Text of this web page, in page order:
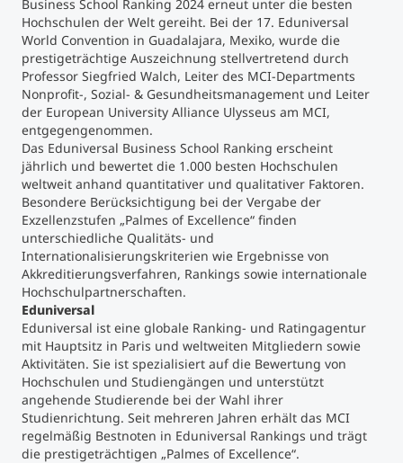
Technische Weiterbildung
Maßgeschneiderte Programme
Studienberatung
Executive Education Finder
Business School Ranking 2024 erneut unter die besten
Hochschulen der Welt gereiht. Bei der 17. Eduniversal
World Convention in Guadalajara, Mexiko, wurde die
prestigeträchtige Auszeichnung stellvertretend durch
Professor Siegfried Walch, Leiter des MCI-Departments
Nonprofit-, Sozial- & Gesundheitsmanagement und Leiter
der European University Alliance Ulysseus am MCI,
entgegengenommen.
Das Eduniversal Business School Ranking erscheint
jährlich und bewertet die 1.000 besten Hochschulen
weltweit anhand quantitativer und qualitativer Faktoren.
Besondere Berücksichtigung bei der Vergabe der
Exzellenzstufen „Palmes of Excellence“ finden
unterschiedliche Qualitäts- und
Internationalisierungskriterien wie Ergebnisse von
Akkreditierungsverfahren, Rankings sowie internationale
Hochschulpartnerschaften.
Eduniversal
Eduniversal ist eine globale Ranking- und Ratingagentur
mit Hauptsitz in Paris und weltweiten Mitgliedern sowie
Aktivitäten. Sie ist spezialisiert auf die Bewertung von
Hochschulen und Studiengängen und unterstützt
angehende Studierende bei der Wahl ihrer
Studienrichtung. Seit mehreren Jahren erhält das MCI
regelmäßig Bestnoten in Eduniversal Rankings und trägt
die prestigeträchtigen „Palmes of Excellence“.